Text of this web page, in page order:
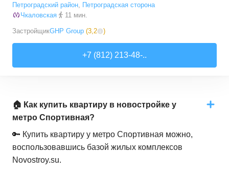
Петроградский район, Петроградская сторона
Чкаловская
11 мин.
ЗастройщикGHP Group (3,2 )
+7 (812) 213-48-..
🏠 Как купить квартиру в новостройке у
метро Спортивная?
🔑 Купить квартиру у метро Спортивная можно,
воспользовавшись базой жилых комплексов
Novostroy.su.